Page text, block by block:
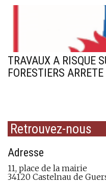
TRAVAUX A RISQUE
FORESTIERS
Retrouvez-nous
Adresse
11, place de la mairie
34120 Castelnau de